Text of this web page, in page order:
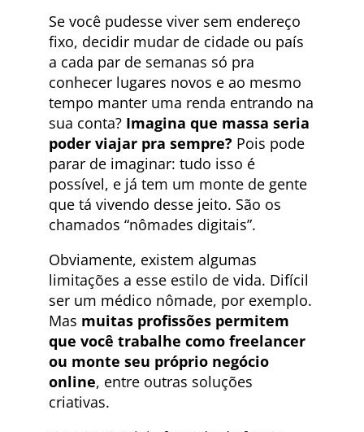
Se você pudesse viver sem endereço
fixo, decidir mudar de cidade ou país
a cada par de semanas só pra
conhecer lugares novos e ao mesmo
tempo manter uma renda entrando na
sua conta? Imagina que massa seria
poder viajar pra sempre? Pois pode
parar de imaginar: tudo isso é
possível, e já tem um monte de gente
que tá vivendo desse jeito. São os
chamados “nômades digitais”.
Obviamente, existem algumas
limitações a esse estilo de vida. Difícil
ser um médico nômade, por exemplo.
Mas muitas profissões permitem
que você trabalhe como freelancer
ou monte seu próprio negócio
online, entre outras soluções
criativas.